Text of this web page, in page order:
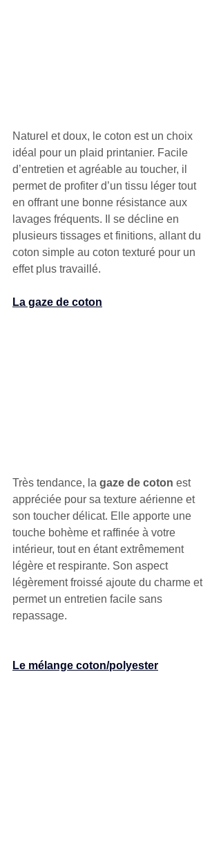
Naturel et doux, le coton est un choix
idéal pour un plaid printanier. Facile
d’entretien et agréable au toucher, il
permet de profiter d’un tissu léger tout
en offrant une bonne résistance aux
lavages fréquents. Il se décline en
plusieurs tissages et finitions, allant du
coton simple au coton texturé pour un
effet plus travaillé.
La gaze de coton
Très tendance, la gaze de coton est
appréciée pour sa texture aérienne et
son toucher délicat. Elle apporte une
touche bohème et raffinée à votre
intérieur, tout en étant extrêmement
légère et respirante. Son aspect
légèrement froissé ajoute du charme et
permet un entretien facile sans
repassage.
Le mélange coton/polyester